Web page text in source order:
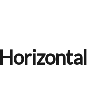
Horizontal